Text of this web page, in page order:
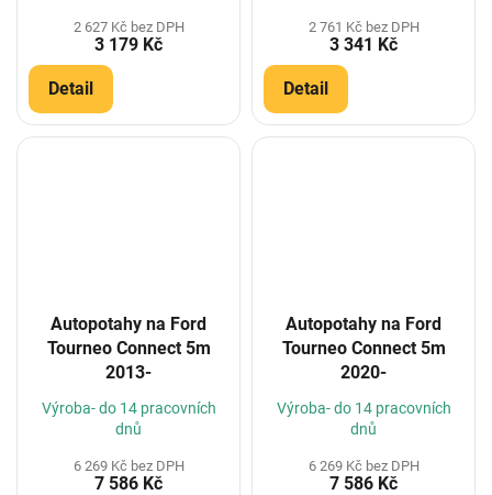
2 627 Kč bez DPH
3 179 Kč
Detail
2 761 Kč bez DPH
3 341 Kč
Detail
Autopotahy na Ford
Tourneo Connect 5m
2013-
Výroba- do 14 pracovních
dnů
6 269 Kč bez DPH
7 586 Kč
Autopotahy na Ford
Tourneo Connect 5m
2020-
Výroba- do 14 pracovních
dnů
6 269 Kč bez DPH
7 586 Kč